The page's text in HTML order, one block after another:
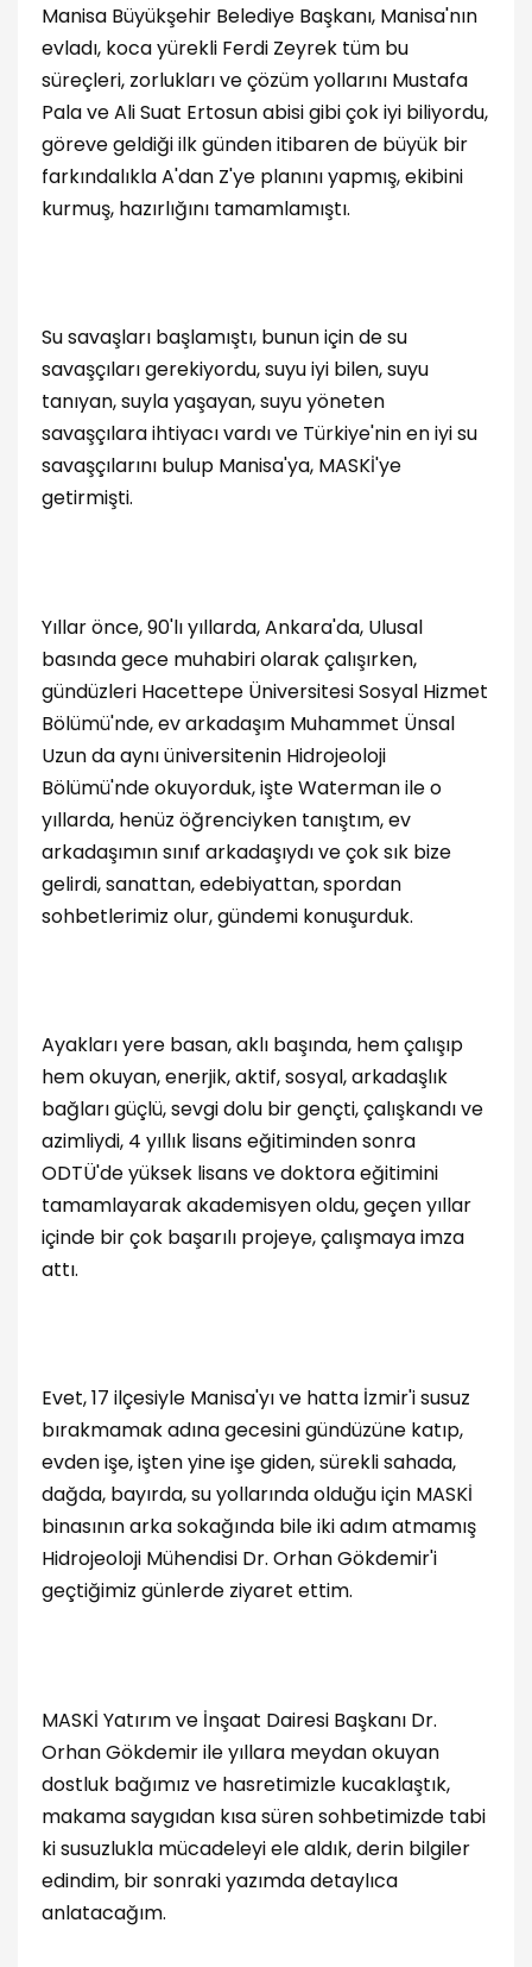
Manisa Büyükşehir Belediye Başkanı, Manisa'nın
evladı, koca yürekli Ferdi Zeyrek tüm bu
süreçleri, zorlukları ve çözüm yollarını Mustafa
Pala ve Ali Suat Ertosun abisi gibi çok iyi biliyordu,
göreve geldiği ilk günden itibaren de büyük bir
farkındalıkla A'dan Z'ye planını yapmış, ekibini
kurmuş, hazırlığını tamamlamıştı.
Su savaşları başlamıştı, bunun için de su
savaşçıları gerekiyordu, suyu iyi bilen, suyu
tanıyan, suyla yaşayan, suyu yöneten
savaşçılara ihtiyacı vardı ve Türkiye'nin en iyi su
savaşçılarını bulup Manisa'ya, MASKİ'ye
getirmişti.
Yıllar önce, 90'lı yıllarda, Ankara'da, Ulusal
basında gece muhabiri olarak çalışırken,
gündüzleri Hacettepe Üniversitesi Sosyal Hizmet
Bölümü'nde, ev arkadaşım Muhammet Ünsal
Uzun da aynı üniversitenin Hidrojeoloji
Bölümü'nde okuyorduk, işte Waterman ile o
yıllarda, henüz öğrenciyken tanıştım, ev
arkadaşımın sınıf arkadaşıydı ve çok sık bize
gelirdi, sanattan, edebiyattan, spordan
sohbetlerimiz olur, gündemi konuşurduk.
Ayakları yere basan, aklı başında, hem çalışıp
hem okuyan, enerjik, aktif, sosyal, arkadaşlık
bağları güçlü, sevgi dolu bir gençti, çalışkandı ve
azimliydi, 4 yıllık lisans eğitiminden sonra
ODTÜ'de yüksek lisans ve doktora eğitimini
tamamlayarak akademisyen oldu, geçen yıllar
içinde bir çok başarılı projeye, çalışmaya imza
attı.
Evet, 17 ilçesiyle Manisa'yı ve hatta İzmir'i susuz
bırakmamak adına gecesini gündüzüne katıp,
evden işe, işten yine işe giden, sürekli sahada,
dağda, bayırda, su yollarında olduğu için MASKİ
binasının arka sokağında bile iki adım atmamış
Hidrojeoloji Mühendisi Dr. Orhan Gökdemir'i
geçtiğimiz günlerde ziyaret ettim.
MASKİ Yatırım ve İnşaat Dairesi Başkanı Dr.
Orhan Gökdemir ile yıllara meydan okuyan
dostluk bağımız ve hasretimizle kucaklaştık,
makama saygıdan kısa süren sohbetimizde tabi
ki susuzlukla mücadeleyi ele aldık, derin bilgiler
edindim, bir sonraki yazımda detaylıca
anlatacağım.